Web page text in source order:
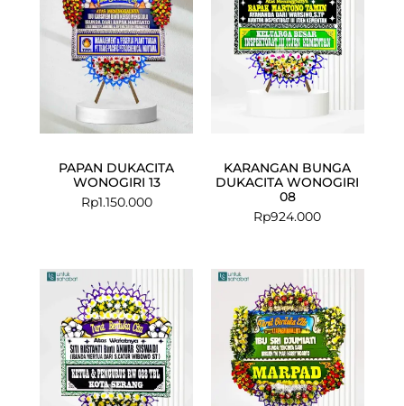
PAPAN DUKACITA
WONOGIRI 13
Rp1.150.000
KARANGAN BUNGA
DUKACITA WONOGIRI
08
Rp924.000